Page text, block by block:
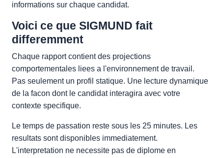
informations sur chaque candidat.
Voici ce que SIGMUND fait
differemment
Chaque rapport contient des projections
comportementales liees a l'environnement de travail.
Pas seulement un profil statique. Une lecture dynamique
de la facon dont le candidat interagira avec votre
contexte specifique.
Le temps de passation reste sous les 25 minutes. Les
resultats sont disponibles immediatement.
L'interpretation ne necessite pas de diplome en